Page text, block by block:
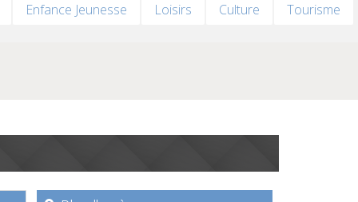
Enfance Jeunesse Loisirs Culture
Tourisme